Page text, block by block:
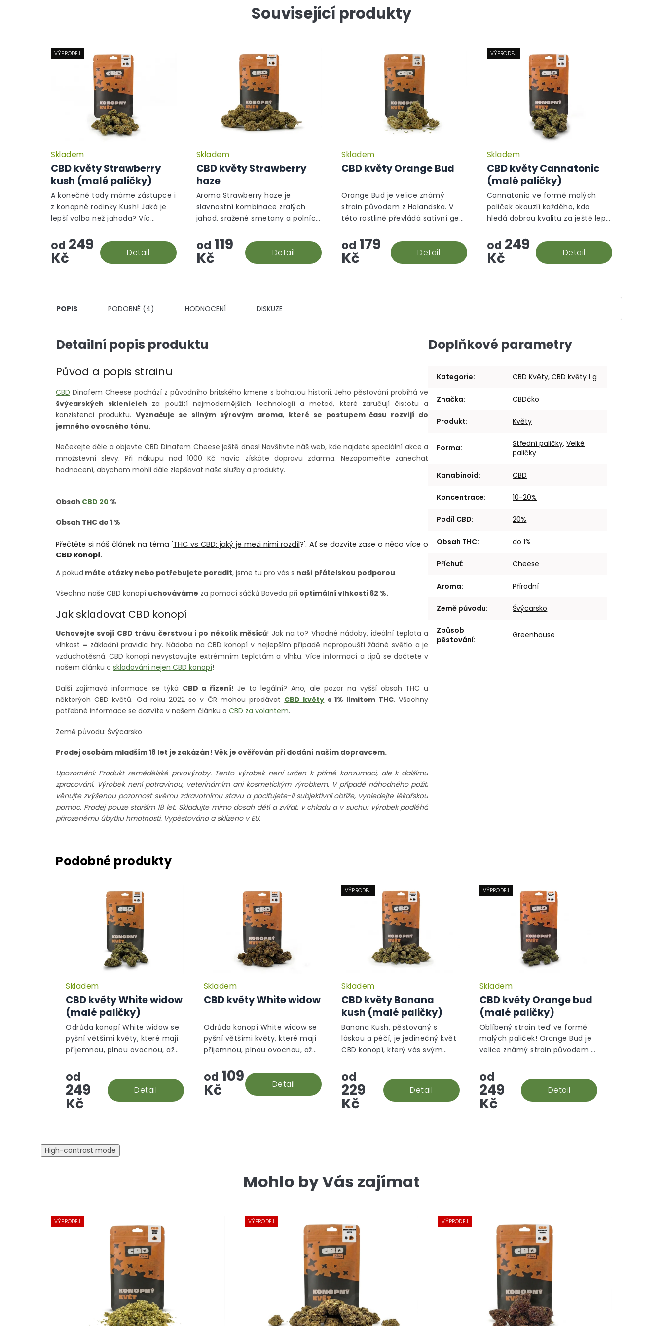
Související produkty
VÝPRODEJ
CBD květy Strawberry
kush (malé paličky)
Skladem
od 249
Kč Detail
A konečně tady máme zástupce i
z konopné rodinky Kush! Jaká je
lepší volba než jahoda? Víc
nejlepší cenu! To je náš
Strawberry kush, greenhouse.
CBD květy Strawberry
haze
Skladem
od 119
Kč Detail
Aroma Strawberry haze je
slavnostní kombinace zralých
jahod, sražené smetany a polních
CBD květy Orange Bud
Průměrné
hodnocení
produktu
hvězdiček.
Skladem
od 179
Kč Detail
Orange Bud je velice známý
strain původem z Holandska. V
této rostlině převládá sativní gen
viditelný, díky velkému množství
oranžových pestíků.
VÝPRODEJ
CBD květy Cannatonic
(malé paličky)
Skladem
od 249
Kč Detail
Cannatonic ve formě malých
paliček okouzlí každého, kdo
hledá dobrou kvalitu za ještě lepší
POPIS PODOBNÉ (4) HODNOCENÍ DISKUZE
Detailní popis produktu
Původ a popis strainu
CBD Dinafem Cheese pochází z původního britského kmene s bohatou historií. Jeho pěstování probíhá ve
švýcarských sklenících za použití nejmodernějších technologií a metod, které zaručují čistotu a
konzistenci produktu. Vyznačuje se silným sýrovým aroma, které se postupem času rozvíjí do
jemného ovocného tónu.
Nečekejte déle a objevte CBD Dinafem Cheese ještě dnes! Navštivte náš web, kde najdete speciální akce a
množstevní slevy. Při nákupu nad 1000 Kč navíc získáte dopravu zdarma. Nezapomeňte zanechat
hodnocení, abychom mohli dále zlepšovat naše služby a produkty.
Obsah CBD 20 %
Obsah THC do 1 %
Přečtěte si náš článek na téma 'THC vs CBD: jaký je mezi nimi rozdíl?'. Ať se dozvíte zase o něco více o
CBD konopí.
A pokud máte otázky nebo potřebujete poradit, jsme tu pro vás s naší přátelskou podporou.
Všechno naše CBD konopí uchováváme za pomocí sáčků Boveda při optimální vlhkosti 62 %.
Jak skladovat CBD konopí
Uchovejte svojí CBD trávu čerstvou i po několik měsíců! Jak na to? Vhodné nádoby, ideální teplota a
vlhkost = základní pravidla hry. Nádoba na CBD konopí v nejlepším případě nepropouští žádné světlo a je
vzduchotěsná. CBD konopí nevystavujte extrémním teplotám a vlhku. Více informací a tipů se dočtete v
našem článku o skladování nejen CBD konopí!
Další zajímavá informace se týká CBD a řízení! Je to legální? Ano, ale pozor na vyšší obsah THC u
některých CBD květů. Od roku 2022 se v ČR mohou prodávat CBD květy s 1% limitem THC. Všechny
potřebné informace se dozvíte v našem článku o CBD za volantem.
Země původu: Švýcarsko
Prodej osobám mladším 18 let je zakázán! Věk je ověřován při dodání naším dopravcem.
Upozornění: Produkt zemědělské prvovýroby. Tento výrobek není určen k přímé konzumaci, ale k dalšímu
zpracování. Výrobek není potravinou, veterinárním ani kosmetickým výrobkem. V případě náhodného požití
věnujte zvýšenou pozornost svému zdravotnímu stavu a pociťujete-li subjektivní obtíže, vyhledejte lékařskou
pomoc. Prodej pouze starším 18 let. Skladujte mimo dosah dětí a zvířat, v chladu a v suchu; výrobek podléhá
přirozenému úbytku hmotnosti. Vypěstováno a sklizeno v EU.
Doplňkové parametry
Kategorie: CBD Květy,CBD květy 1 g
Značka: CBDčko
Produkt: Květy
Forma: Střední paličky,Velké
paličky
Kanabinoid: CBD
Koncentrace: 10-20%
Podíl CBD: 20%
Obsah THC: do 1%
Příchuť: Cheese
Aroma: Přírodní
Země původu: Švýcarsko
Způsob
pěstování: Greenhouse
CBD květy White widow
(malé paličky)
Průměrné
hodnocení
produktu
hvězdiček.
Skladem
od
249
Kč
Detail
Odrůda konopí White widow se
pyšní většími květy, které mají
příjemnou, plnou ovocnou, až
výhodné verzi malé paličky!
CBD květy White widow
Průměrné
hodnocení
produktu
hvězdiček.
Skladem
od 109
Kč Detail
Odrůda konopí White widow se
pyšní většími květy, které mají
příjemnou, plnou ovocnou, až
VÝPRODEJ
CBD květy Banana
kush (malé paličky)
Skladem
od
229
Kč
Detail
Banana Kush, pěstovaný s
láskou a péčí, je jedinečný květ
CBD konopí, který vás svým
oázy.
VÝPRODEJ
CBD květy Orange bud
(malé paličky)
Skladem
od
249
Kč
Detail
Oblíbený strain teď ve formě
malých paliček! Orange Bud je
velice známý strain původem z
převládá sativní gen a ten je na
první pohled ihned vidět.
High-contrast mode
Mohlo by Vás zajímat
VÝPRODEJ VÝPRODEJ VÝPRODEJ